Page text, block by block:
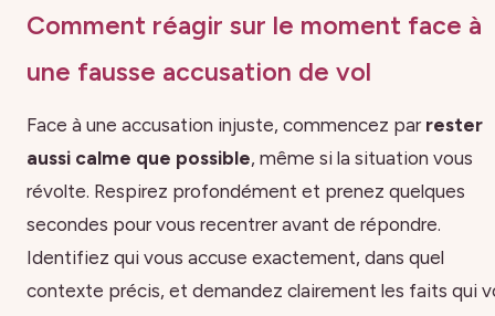
Comment réagir sur le moment face à
une fausse accusation de vol
Face à une accusation injuste, commencez par rester
aussi calme que possible, même si la situation vous
révolte. Respirez profondément et prenez quelques
secondes pour vous recentrer avant de répondre.
Identifiez qui vous accuse exactement, dans quel
contexte précis, et demandez clairement les faits qui